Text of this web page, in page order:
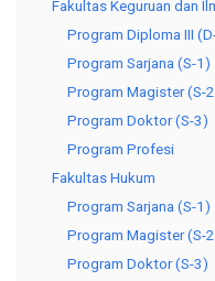
Fakultas Keguruan dan
Program Diploma III
Program Sarjana (S-1)
Program Magister (S-
Program Doktor (S-3)
Program Profesi
Fakultas Hukum
Program Sarjana (S-1)
Program Magister (S-
Program Doktor (S-3)